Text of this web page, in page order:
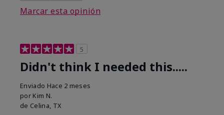
Marcar esta opinión
5
Didn't think I needed this.....
Enviado Hace 2 meses
por Kim N.
de Celina, TX